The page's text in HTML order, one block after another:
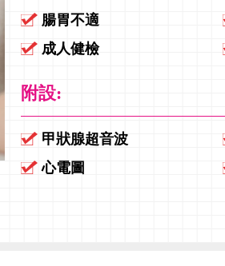
腸胃不適
成人健檢
附設:
甲狀腺超音波
心電圖